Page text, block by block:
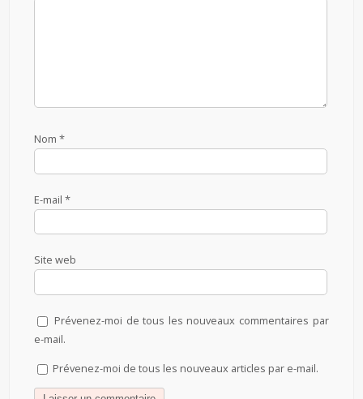
Nom*
E-mail*
Site web
Prévenez-moi de tous les nouveaux commentaires par
e-mail.
Prévenez-moi de tous les nouveaux articles par e-mail.